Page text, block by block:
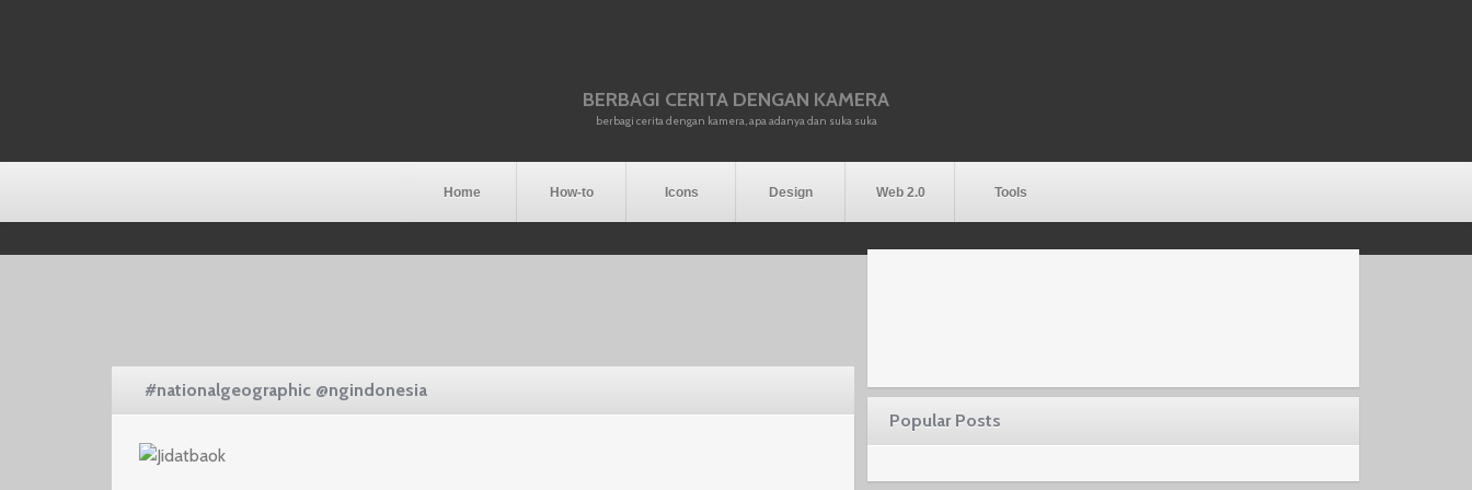
BERBAGI CERITA DENGAN KAMERA
berbagi cerita dengan kamera, apa adanya dan suka suka
Home How-to Icons Design Web 2.0 Tools
#nationalgeographic @ngindonesia
Popular Posts